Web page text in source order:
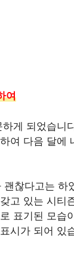
여
게 되었습니
여 다음 달에
찮다고는 하
고 있는 시티
표기된 모습
시가 되어 있